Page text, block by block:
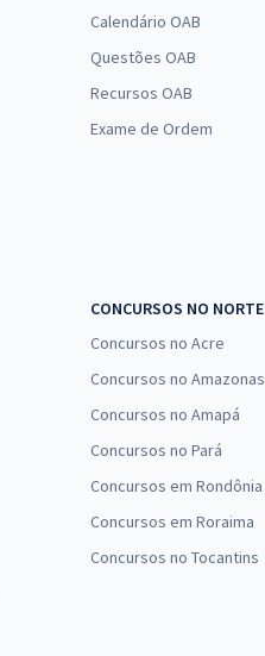
Calendário OAB
Questões OAB
Recursos OAB
Exame de Ordem
CONCURSOS NO NORTE
Concursos no Acre
Concursos no Amazonas
Concursos no Amapá
Concursos no Pará
Concursos em Rondônia
Concursos em Roraima
Concursos no Tocantins